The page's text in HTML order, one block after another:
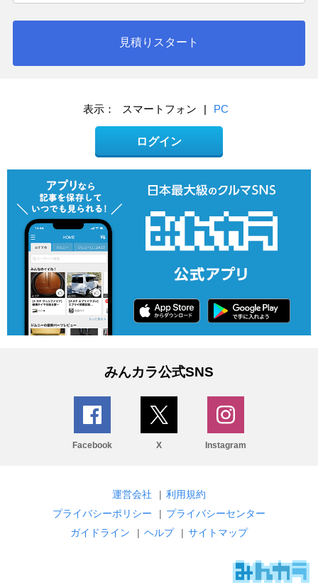
見積りスタート
表示： スマートフォン | PC
ログイン
みんカラ公式SNS
Facebook X Instagram
運営会社 | 利用規約
プライバシーポリシー
| プライバシーセンター
ガイドライン
| ヘルプ | サイトマップ